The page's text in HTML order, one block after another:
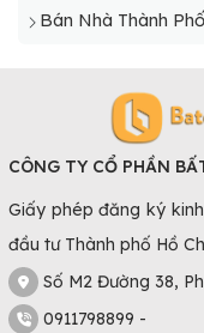
Bán Nhà Thành
CÔNG TY CỔ PHẦN
Giấy phép đăng ký
đầu tư Thành phố Hồ
Số M2 Đường 38,
0911798899 -